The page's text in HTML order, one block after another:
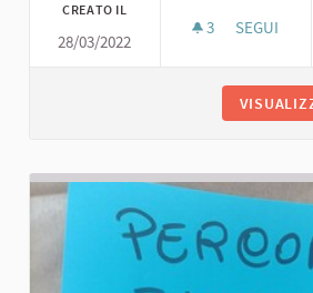
CREATO IL
28/03/2022
3 3
SEGUI